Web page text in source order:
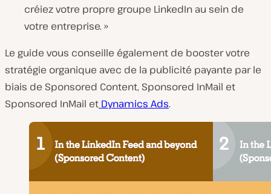
créiez votre propre groupe LinkedIn au sein de
votre entreprise. »
Le guide vous conseille également de booster votre
stratégie organique avec de la publicité payante par le
biais de Sponsored Content, Sponsored InMail et
Sponsored InMail et Dynamics Ads.